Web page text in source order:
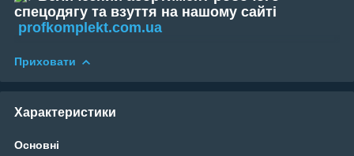
спецодягу та взуття на нашому сайті
profkomplekt.com.ua
Приховати
Характеристики
Основні